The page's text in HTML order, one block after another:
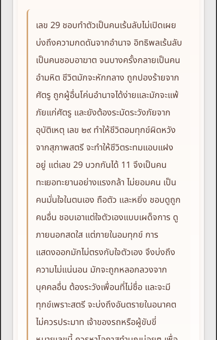
เลข 29 ชอบทำตัวเป็นคนเร้นลับไม่เปิดเผย
บ่งถึงความกดดันจากอำนาจ อิทธิพลเร้นลับ
เป็นคนชอบอาฆาต จนบางครั้งกลายเป็นคน
อำมหิต ชีวิตมักจะหักกลาง ถูกปองร้ายจาก
ศัตรู ถูกผู้อื่นโค่นอำนาจได้ง่ายและมักจะแพ้
ภัยแก่ศัตรู และยังต้องระมัดระวังภัยจาก
อุบัติเหตุ เลข ๒๙ ทำให้ชีวิตอมทุกข์ผิดหวัง
จากสุภาพสตรี จะทำให้ชีวิตระทมแอบแฝง
อยู่ แต่เลข 29 บวกกันได้ 11 จึงเป็นคน
ทะเยอทะยานอย่างแรงกล้า ไม่ยอมคน เป็น
คนมั่นใจในตนเอง ถือตัว และหยิ่ง ชอบดูถูก
คนอื่น ชอบเอาแต่ใจตัวเองแบบเผด็จการ ดู
ภายนอกสดใส แต่ภายในอมทุกข์ การ
แสดงออกมักไม่ตรงกับใจตัวเอง จึงบ่งถึง
ความไม่แน่นอน มักจะถูกหลอกลวงจาก
บุคคลอื่น ต้องระวังเพื่อนที่ไม่ซื่อ และจะมี
ทุกข์เพราะสตรี จะบ่งถึงอันตรายในอนาคต
ไม่ควรประมาท เจ้าของรถหรือผู้ขับขี่